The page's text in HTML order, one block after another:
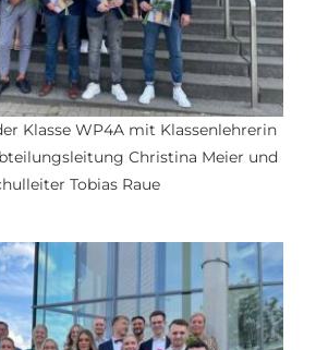
Klasse WP4A mit Klassenlehrerin
Christina Meier und
Tobias Raue